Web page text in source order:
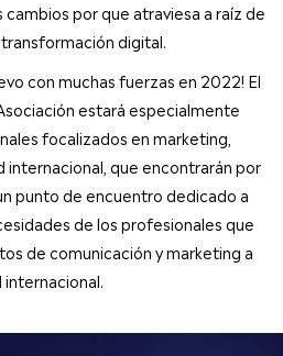
por que atraviesa a raíz de
digital.
con muchas fuerzas en 2022! El
estará especialmente
focalizados en marketing,
internacional, que encontrarán por
punto de encuentro dedicado a
de los profesionales que
de comunicación y marketing a
internacional.